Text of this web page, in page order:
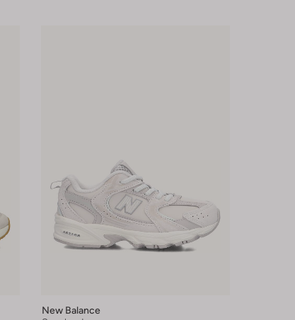
New Balance